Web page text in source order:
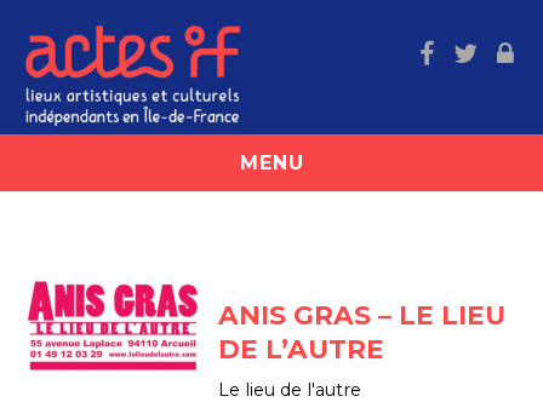
MENU
Présentation et missions
Nos valeurs
ANIS GRAS – LE LIEU
DE L’AUTRE
Le lieu de l'autre